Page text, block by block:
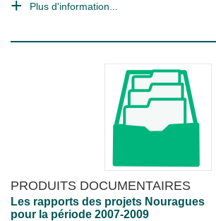
Plus d'information...
PRODUITS DOCUMENTAIRES
Les rapports des projets Nouragues
pour la période 2007-2009